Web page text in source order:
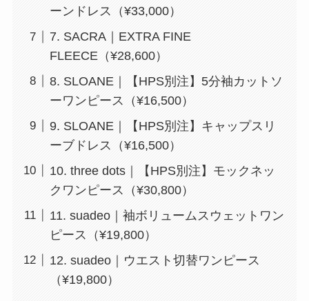
ーンドレス（¥33,000）
7. SACRA｜EXTRA FINE
FLEECE（¥28,600）
8. SLOANE｜【HPS別注】5分袖カットソ
ーワンピース（¥16,500）
9. SLOANE｜【HPS別注】キャップスリ
ーブドレス（¥16,500）
10. three dots｜【HPS別注】モックネッ
クワンピース（¥30,800）
11. suadeo｜袖ボリュームスウェットワン
ピース（¥19,800）
12. suadeo｜ウエスト切替ワンピース
（¥19,800）